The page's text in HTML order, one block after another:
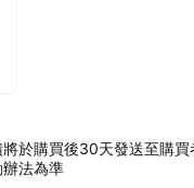
將於購買後30天發送至購
法為準